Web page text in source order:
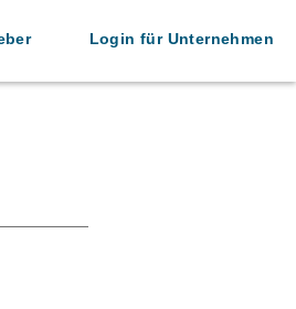
Login für Unternehmen